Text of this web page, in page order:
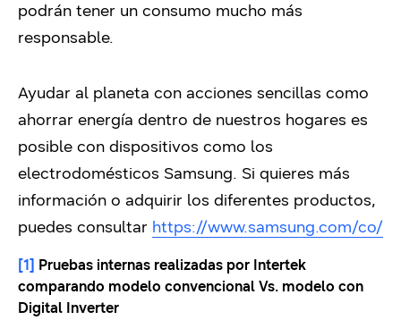
podrán tener un consumo mucho más
responsable.
Ayudar al planeta con acciones sencillas como
ahorrar energía dentro de nuestros hogares es
posible con dispositivos como los
electrodomésticos Samsung. Si quieres más
información o adquirir los diferentes productos,
puedes consultar https://www.samsung.com/co/
[1] Pruebas internas realizadas por Intertek
comparando modelo convencional Vs. modelo con
Digital Inverter